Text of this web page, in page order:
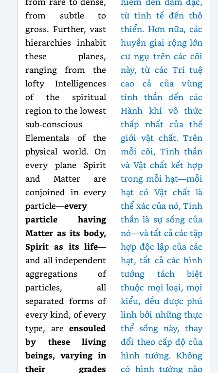
from subtle to
gross. Further, vast
hierarchies inhabit
these planes,
ranging from the
lofty Intelligences
of the spiritual
region to the lowest
sub-conscious
Elementals of the
physical world. On
every plane Spirit
and Matter are
conjoined in every
particle—every
particle having
Matter as its body,
Spirit as its life—
and all independent
aggregations of
particles, all
separated forms of
every kind, of every
type, areensouled
by these living
beings, varying in
their grades
từ tinh tế đến thô
thiển. Hơn nữa, các
huyền giai rộng lớn
cư ngụ trên các cõi
này, từ các Trí tuệ
cao cả của vùng
tinh thần đến các
Hành khí vô thức
thấp nhất của thế
giới vật chất. Trên
mỗi cõi, Tinh thần
và Vật chất kết hợp
trong mỗi hạt—mỗi
hạt có Vật chất là
thể xác của nó, Tinh
thần là sự sống của
nó—và tất cả các tập
hợp độc lập của các
hạt, tất cả các hình
tướng tách biệt
thuộc mọi loại, mọi
kiểu, đều được phú
linh bởi những thực
thể sống này, thay
đổi theo cấp độ của
hình tướng. Không
có hình tướng nào